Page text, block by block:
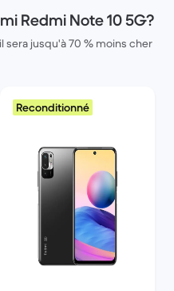
Redmi Note 10 5G?
sera jusqu'à 70 % moins cher
Reconditionné